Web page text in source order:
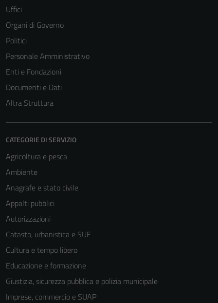
Uffici
Organi di Governo
Politici
Personale Amministrativo
Enti e Fondazioni
Documenti e Dati
Altra Struttura
CATEGORIE DI SERVIZIO
Agricoltura e pesca
Ambiente
Anagrafe e stato civile
Appalti pubblici
Autorizzazioni
Catasto, urbanistica e SUE
Cultura e tempo libero
Educazione e formazione
Giustizia, sicurezza pubblica e polizia municipale
Imprese, commercio e SUAP
funzionamento